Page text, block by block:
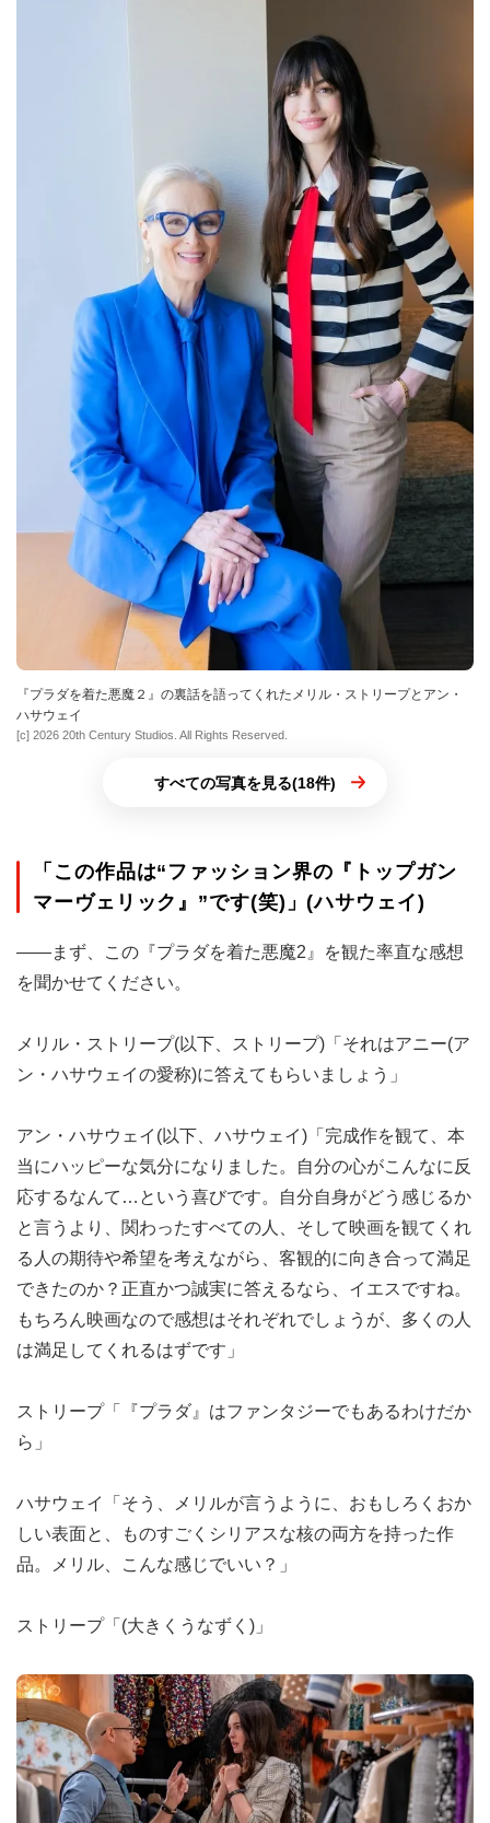
『プラダを着た悪魔２』の裏話を語ってくれたメリル・ストリープとアン・
ハサウェイ
[c] 2026 20th Century Studios. All Rights Reserved.
すべての写真を見る(18件)
「この作品は“ファッション界の『トップガン
マーヴェリック』”です(笑)」(ハサウェイ)
――まず、この『プラダを着た悪魔2』を観た率直な感想
を聞かせてください。
メリル・ストリープ(以下、ストリープ)「それはアニー(ア
ン・ハサウェイの愛称)に答えてもらいましょう」
アン・ハサウェイ(以下、ハサウェイ)「完成作を観て、本
当にハッピーな気分になりました。自分の心がこんなに反
応するなんて…という喜びです。自分自身がどう感じるか
と言うより、関わったすべての人、そして映画を観てくれ
る人の期待や希望を考えながら、客観的に向き合って満足
できたのか？正直かつ誠実に答えるなら、イエスですね。
もちろん映画なので感想はそれぞれでしょうが、多くの人
は満足してくれるはずです」
ストリープ「『プラダ』はファンタジーでもあるわけだか
ら」
ハサウェイ「そう、メリルが言うように、おもしろくおか
しい表面と、ものすごくシリアスな核の両方を持った作
品。メリル、こんな感じでいい？」
ストリープ「(大きくうなずく)」